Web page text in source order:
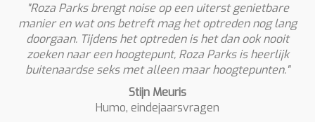
"Roza Parks brengt noise op een uiterst genietbare
manier en wat ons betreft mag het optreden nog lang
doorgaan. Tijdens het optreden is het dan ook nooit
zoeken naar een hoogtepunt, Roza Parks is heerlijk
buitenaardse seks met alleen maar hoogtepunten."
Stijn Meuris
Humo, eindejaarsvragen